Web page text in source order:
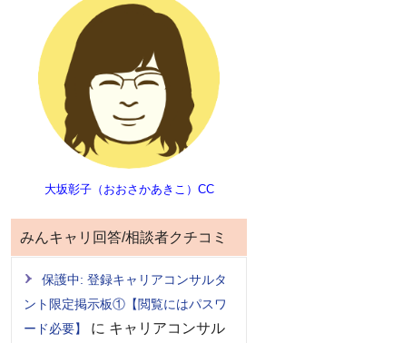
大坂彰子（おおさかあきこ）CC
みんキャリ回答/相談者クチコミ
保護中: 登録キャリアコンサルタ
ント限定掲示板①【閲覧にはパスワ
ード必要】
に キャリアコンサル